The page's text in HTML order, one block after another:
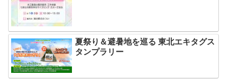
夏祭り＆避暑地を巡る 東北エキタグス
タンプラリー